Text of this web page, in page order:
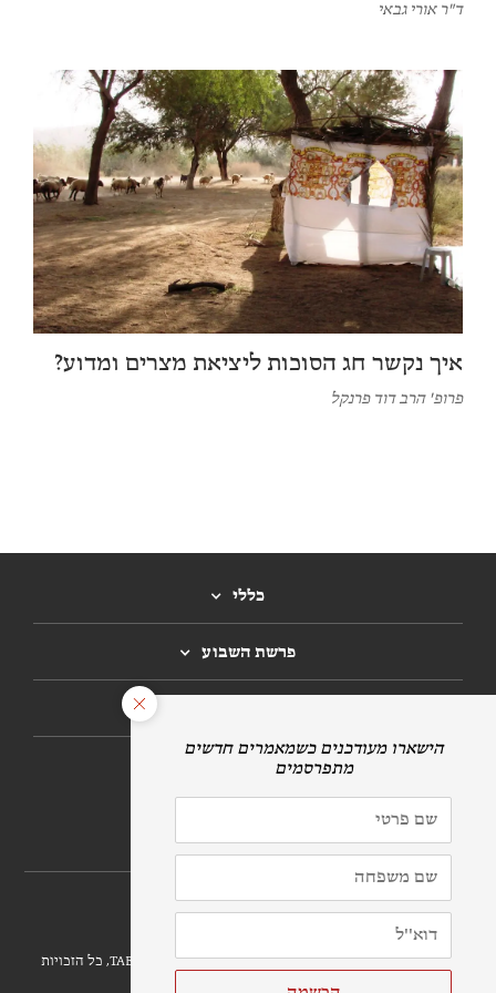
ד"ר אורי גבאי
איך נקשר חג הסוכות ליציאת מצרים ומדוע?
פרופ' הרב דוד פרנקל
כללי
פרשת השבוע
הרשמה לניוזלטר
הושק חג השבועות 5781/2021 | זכויות יוצרים ©
פרויקט TABS, כל הזכויות